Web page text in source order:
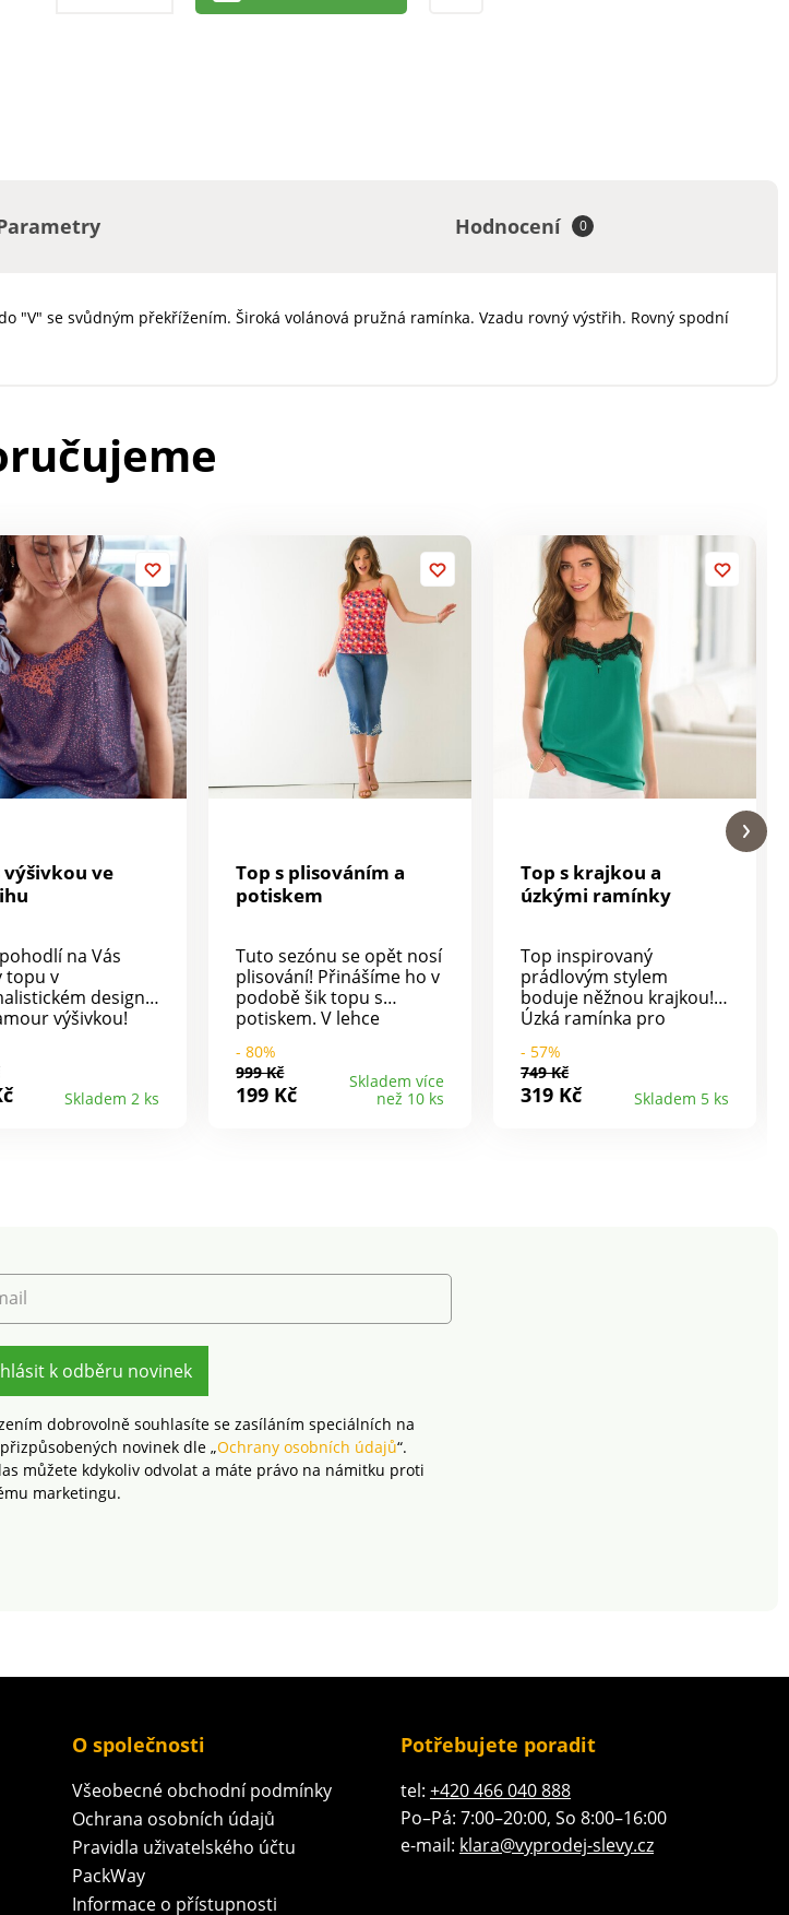
Hodnocení 0
"V" se svůdným překřížením. Široká volánová pružná ramínka. Vzadu rovný výstřih. Rovný spodní
výšivkou ve
na Vás
topu v
designu
výšivkou!
vzoru.
výstřih do "V" s
a vlnkovaným
Skladem 2 ks
Top s plisováním a
potiskem
Tuto sezónu se opět nosí
plisování! Přinášíme ho v
podobě šik topu s
potiskem. V lehce
ramínka bez možnosti
nastavení. Rovný spodní
lem. Ze vzdušného
- 80%
999 Kč
199 Kč
Skladem více
než 10 ks
Top s krajkou a
úzkými ramínky
Top inspirovaný
prádlovým stylem
boduje něžnou krajkou!
Úzká ramínka pro
Prsní záševky. Ve
vzdušném střihu. Výstřih
do "V" na knoflíčky s očky
- 57%
749 Kč
319 Kč Skladem 5 ks
k odběru novinek
dobrovolně souhlasíte se zasíláním speciálních na
novinek dle „Ochrany osobních údajů“.
můžete kdykoliv odvolat a máte právo na námitku proti
marketingu.
O společnosti
Všeobecné obchodní podmínky
Ochrana osobních údajů
Pravidla uživatelského účtu
PackWay
Informace o přístupnosti
Potřebujete poradit
tel: +420 466 040 888
Po–Pá: 7:00–20:00, So 8:00–16:00
e-mail: klara@vyprodej-slevy.cz